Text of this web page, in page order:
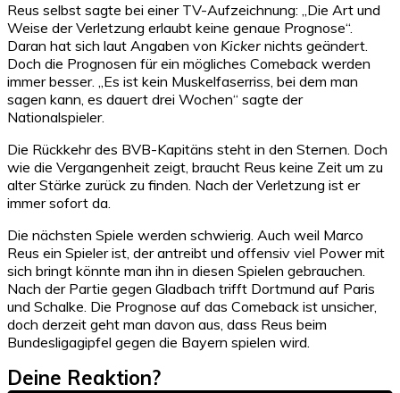
Reus selbst sagte bei einer TV-Aufzeichnung: „Die Art und
Weise der Verletzung erlaubt keine genaue Prognose“.
Daran hat sich laut Angaben von Kicker nichts geändert.
Doch die Prognosen für ein mögliches Comeback werden
immer besser. „Es ist kein Muskelfaserriss, bei dem man
sagen kann, es dauert drei Wochen“ sagte der
Nationalspieler.
Die Rückkehr des BVB-Kapitäns steht in den Sternen. Doch
wie die Vergangenheit zeigt, braucht Reus keine Zeit um zu
alter Stärke zurück zu finden. Nach der Verletzung ist er
immer sofort da.
Die nächsten Spiele werden schwierig. Auch weil Marco
Reus ein Spieler ist, der antreibt und offensiv viel Power mit
sich bringt könnte man ihn in diesen Spielen gebrauchen.
Nach der Partie gegen Gladbach trifft Dortmund auf Paris
und Schalke. Die Prognose auf das Comeback ist unsicher,
doch derzeit geht man davon aus, dass Reus beim
Bundesligagipfel gegen die Bayern spielen wird.
Deine Reaktion?